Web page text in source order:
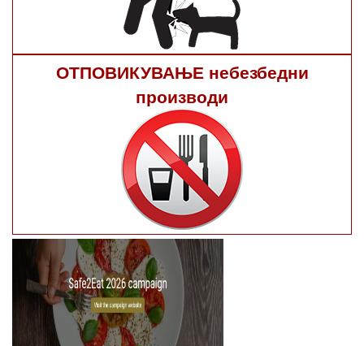
ОТПОВИКУВАЊЕ небезбедни
производи